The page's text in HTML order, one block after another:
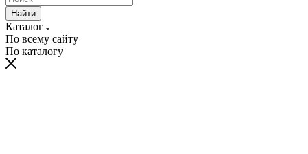
Найти
Каталог
По всему сайту
По каталогу